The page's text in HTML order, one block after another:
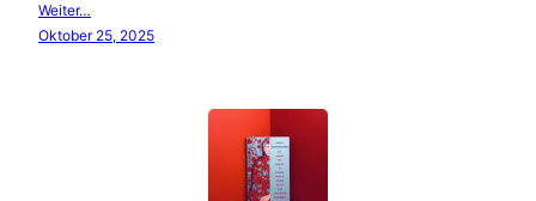
Weiter…
Oktober 25, 2025